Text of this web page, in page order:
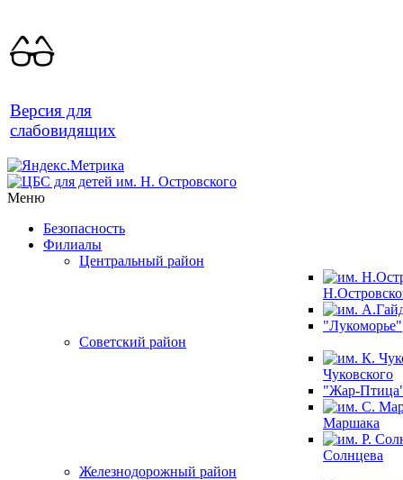
Версия для
слабовидящих
Меню
Безопасность
Филиалы
Центральный район
"Лукоморье"
Советский район
Чуковского
"Жар-
Маршака
Солнцева
Железнодорожный район